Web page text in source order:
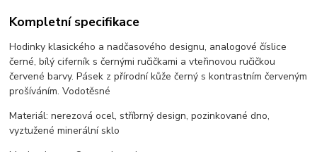
Kompletní specifikace
Hodinky klasického a nadčasového designu, analogové číslice
černé, bílý ciferník s černými ručičkami a vteřinovou ručičkou
červené barvy. Pásek z přírodní kůže černý s kontrastním červeným
prošíváním. Vodotěsné
Materiál: nerezová ocel, stříbrný design, pozinkované dno,
vyztužené minerální sklo